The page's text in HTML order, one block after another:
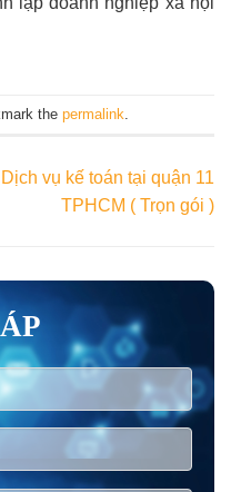
the permalink
Dịch vụ kế toán tại quận 11
TPHCM ( Trọn gói )